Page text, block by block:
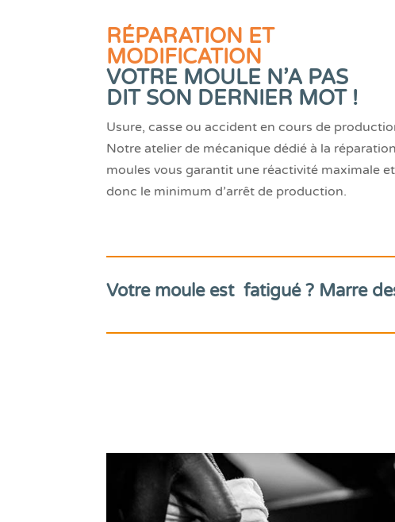
RÉPARATION ET
MODIFICATION
VOTRE MOULE N’A PAS
DIT SON DERNIER MOT !
Usure, casse ou accident en cours de
Notre atelier de mécanique dédié à la
moules vous garantit une réactivité maximale et
donc le minimum d’arrêt de production.
Votre moule est fatigué ? Marre